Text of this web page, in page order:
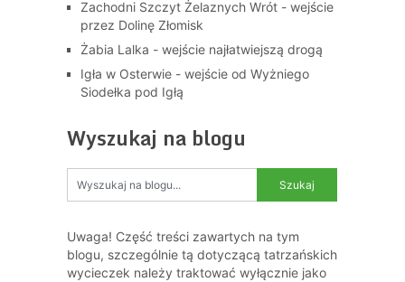
Zachodni Szczyt Żelaznych Wrót - wejście
przez Dolinę Złomisk
Żabia Lalka - wejście najłatwiejszą drogą
Igła w Osterwie - wejście od Wyżniego
Siodełka pod Igłą
Wyszukaj na blogu
Uwaga! Część treści zawartych na tym
blogu, szczególnie tą dotyczącą tatrzańskich
wycieczek należy traktować wyłącznie jako